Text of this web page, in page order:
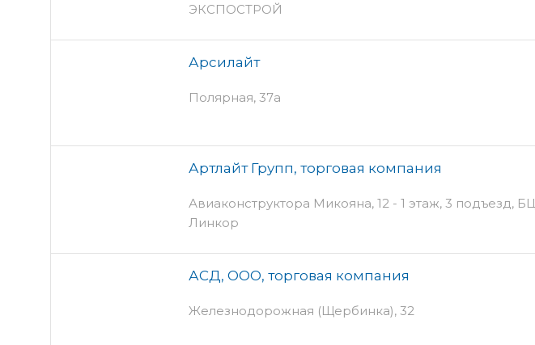
ЭКСПОСТРОЙ
Арсилайт
Полярная, 37а
Артлайт Групп, торговая компания
Авиаконструктора Микояна, 12 - 1 этаж, 3 подъезд, БЦ
Линкор
АСД, ООО, торговая компания
Железнодорожная (Щербинка), 32